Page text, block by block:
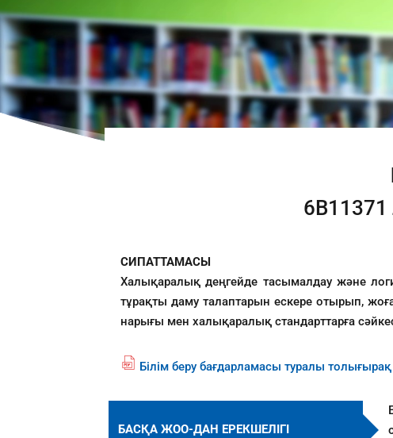
СИПАТТАМАСЫ
Халықаралық деңгейде тасымалдау және
тұрақты даму талаптарын ескере отырып,
нарығы мен халықаралық стандарттарға
df
Білім беру бағдарламасы туралы толығырақ
БАСҚА ЖОО-ДАН ЕРЕКШЕЛІГІ